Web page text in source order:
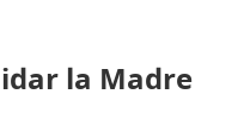
la Madre